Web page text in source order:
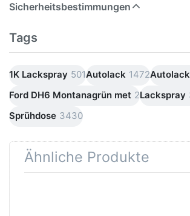
Sicherheitsbestimmungen
Tags
1K Lackspray 501Autolack 1472
Ford DH6 Montanagrün met 2Lackspray
Sprühdose 3430
Ähnliche Produkte